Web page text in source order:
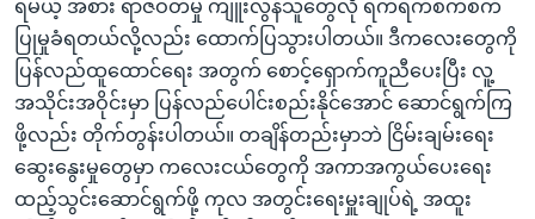
ရမယ့် အစား ရာဇဝတ်မှု ကျူးလွန်သူတွေလို ရက်ရက်စက်စက်
ပြုမှုခံရတယ်လို့လည်း ထောက်ပြသွားပါတယ်။ ဒီကလေးတွေကို
ပြန်လည်ထူထောင်ရေး အတွက် စောင့်ရှောက်ကူညီပေးပြီး လူ့
အသိုင်းအဝိုင်းမှာ ပြန်လည်ပေါင်းစည်းနိုင်အောင် ဆောင်ရွက်ကြ
ဖို့လည်း တိုက်တွန်းပါတယ်။ တချိန်တည်းမှာဘဲ ငြိမ်းချမ်းရေး
ဆွေးနွေးမှုတွေမှာ ကလေးငယ်တွေကို အကာအကွယ်ပေးရေး
ထည့်သွင်းဆောင်ရွက်ဖို့ ကုလ အတွင်းရေးမှူးချုပ်ရဲ့ အထူး